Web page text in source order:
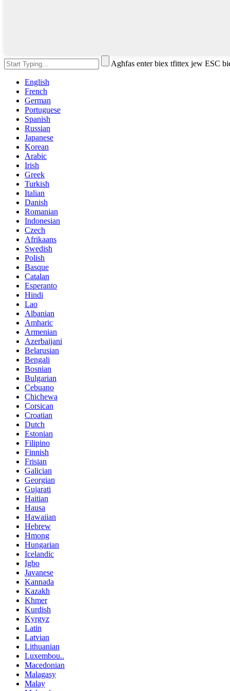
Agħfas enter biex tfittex jew ESC
English
French
German
Portuguese
Spanish
Russian
Japanese
Korean
Arabic
Irish
Greek
Turkish
Italian
Danish
Romanian
Indonesian
Czech
Afrikaans
Swedish
Polish
Basque
Catalan
Esperanto
Hindi
Lao
Albanian
Amharic
Armenian
Azerbaijani
Belarusian
Bengali
Bosnian
Bulgarian
Cebuano
Chichewa
Corsican
Croatian
Dutch
Estonian
Filipino
Finnish
Frisian
Galician
Georgian
Gujarati
Haitian
Hausa
Hawaiian
Hebrew
Hmong
Hungarian
Icelandic
Igbo
Javanese
Kannada
Kazakh
Khmer
Kurdish
Kyrgyz
Latin
Latvian
Lithuanian
Luxembou..
Macedonian
Malagasy
Malay